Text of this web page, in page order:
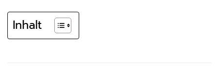
Inhalt